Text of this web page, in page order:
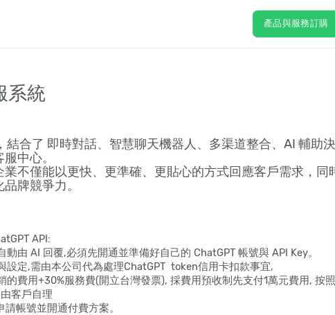
產品與服務訂購
系統
結合了 即時對話、智慧聊天機器人、多渠道整合、AI 輔助
中心。
不僅能以更快、更準確、更貼心的方式回應客戶需求，同
牌競爭力。
API:
由 AI 回覆,必須先開通並準備好自己的 ChatGPT 帳號與 API Key。
設定,需由本公司代為處理ChatGPT token信用卡扣款事宜,
的費用+30%服務費(開立台灣發票), 採費用預收制先支付1萬元費用, 按
客戶自理
帳號並開通付費方案。